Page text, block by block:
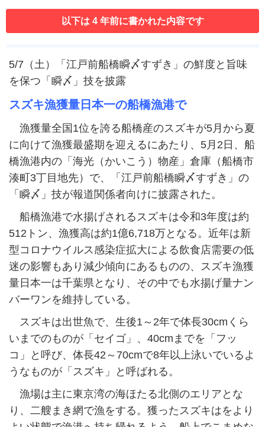
以下は 4 年前に書かれた内容です
5/7（土）「江戸前船橋瞬〆すずき」の鮮度と旨味
を保つ「瞬〆」技を披露
スズキ漁獲量日本一の船橋漁港で
漁獲量全国1位を誇る船橋産のスズキが5月から夏
に向けて漁獲最盛期を迎えるにあたり、5月2日、船
橋漁港内の「海光（かいこう）物産」倉庫（船橋市
湊町3丁目地先）で、「江戸前船橋瞬〆すずき」の
「瞬〆」技が報道関係者向けに披露された。
船橋漁港で水揚げされるスズキは令和3年度は約
512トン、漁獲高は約1億6,718万となる。近年は新
型コロナウイルス感染症拡大による飲食店需要の低
迷の影響もあり減少傾向にあるものの、スズキ漁獲
量日本一は千葉県となり、その中でも水揚げ量ナン
バーワンを維持している。
スズキは出世魚で、生後1～2年で体長30cmくら
いまでのものが「セイゴ」、40cmまでを「フッ
コ」と呼び、体長42～70cmで8年以上泳いでいるよ
うなものが「スズキ」と呼ばれる。
漁場は主に東京湾の海ほたる北側のエリアとな
り、二艘まき網で漁をする。獲ったスズキはをより